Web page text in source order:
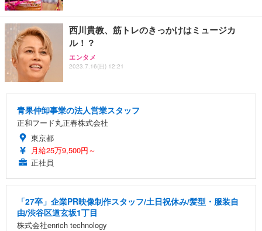
西川貴教、筋トレのきっかけはミュージカ
ル！？
エンタメ
2023.7.16(日) 12:21
青果仲卸事業の法人営業スタッフ
正和フード丸正春株式会社
東京都
月給25万9,500円～
正社員
「27卒」企業PR映像制作スタッフ/土日祝休み/髪型・服装自
由/渋谷区道玄坂1丁目
株式会社enrich technology